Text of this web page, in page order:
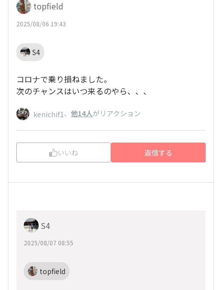
topfield
2025/08/06 19:43
S4
コロナで乗り損ねました。
次のチャンスはいつ来るのやら、、、
kenichif1 、 他14人がリアクション
いいね 返信する
S4
2025/08/07 08:55
topfield